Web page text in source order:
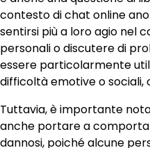
contesto di chat online
sentirsi più a loro agio nel
personali o discutere di
essere particolarmente
difficoltà emotive o sociali,
Tuttavia, è importante
anche portare a
dannosi, poiché alcune